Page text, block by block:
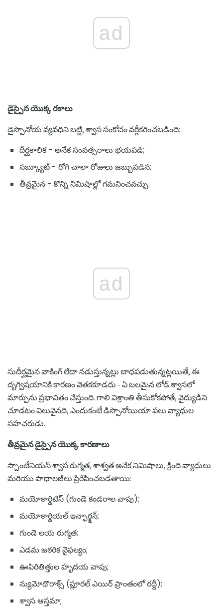
ad
డైస్పైన యొక్క రకాలు
డైస్పొనోయ వ్యవధిని బట్టి, శ్వాస సంకోచం వర్గీకరించబడింది:
దీర్ఘకాలిక - అనేక సంవత్సరాలు భయపడి;
సబ్క్యూట్ - రోగి చాలా రోజులు జబ్బుపడిన;
తీవ్రమైన - కొన్ని నిమిషాల్లో గమనించవచ్చు.
ad
సుదీర్ఘమైన వాకింగ్ లేదా నడుస్తున్నట్లు బాధపడుతున్నట్లయితే, ఈ
దృగ్విషయానికి కారణం వెతకకూడదు - ఏ బలమైన లోడ్ శ్వాసలో
మార్పును ప్రభావితం చేస్తుంది. గాలి విశ్రాంతి తీసుకోకపోతే, వైద్యుడిని
చూడటం విలువైనది, ఎందుకంటే డిస్పొనోయియా పలు వ్యాధుల
సహచరుడు.
తీవ్రమైన డైస్పైన యొక్క కారణాలు
స్పాంటేనియస్ శ్వాస రుగ్మత, శాశ్వత అనేక నిమిషాలు, క్రింది వ్యాధులు
మరియు పాథాలజీలు ప్రేరేపించబడతాయి:
మయోకార్డిటిస్ (గుండె కండరాల వాపు);
మయోకార్డియల్ ఇన్ఫార్క్షన్;
గుండె లయ రుగ్మత;
ఎడమ జఠరిక వైఫల్యం;
ఊపిరితిత్తుల హృదయ వాపు;
న్యుమోథొరాక్స్ (ప్లూరల్ ఎయిర్ ప్రాంతంలో రద్దీ);
శ్వాస ఆస్తమా;